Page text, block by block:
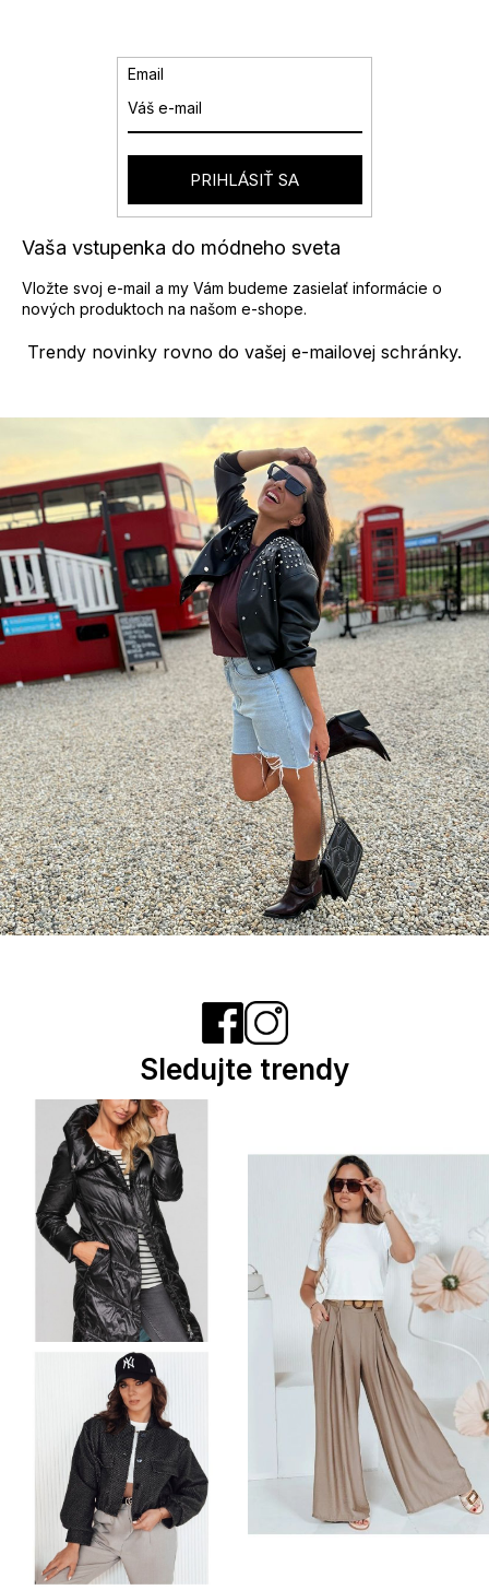
e
p
r
v
k
v
p
i
u
Trendy novinky rovno do vašej e-mailovej schránky.
Vaša vstupenka do módneho sveta
Vložte svoj e-mail a my Vám budeme zasielať informácie o
nových produktoch na našom e-shope.
Email
PRIHLÁSIŤ SA